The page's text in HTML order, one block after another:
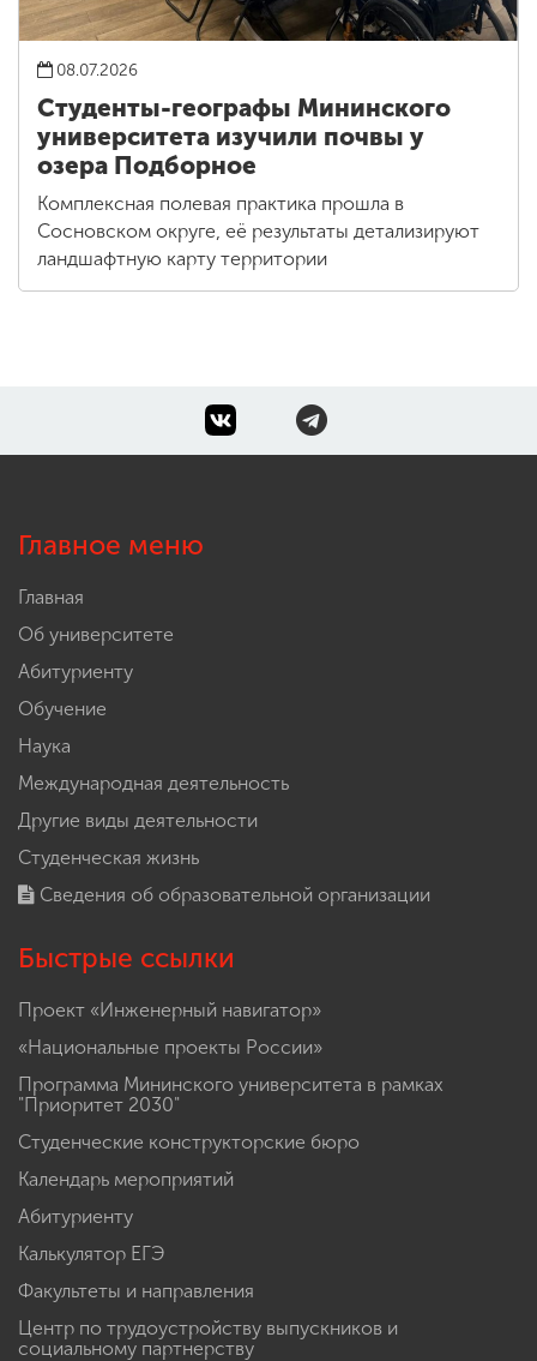
08.07.2026
Студенты-географы Мининского
университета изучили почвы у
озера Подборное
Комплексная полевая практика прошла в
Сосновском округе, её результаты детализируют
ландшафтную карту территории
Главное меню
Главная
Об университете
Абитуриенту
Обучение
Наука
Международная деятельность
Другие виды деятельности
Студенческая жизнь
Сведения об образовательной организации
Быстрые ссылки
Проект «Инженерный навигатор»
«Национальные проекты России»
Программа Мининского университета в рамках
"Приоритет 2030"
Студенческие конструкторские бюро
Календарь мероприятий
Абитуриенту
Калькулятор ЕГЭ
Факультеты и направления
Центр по трудоустройству выпускников и
социальному партнерству